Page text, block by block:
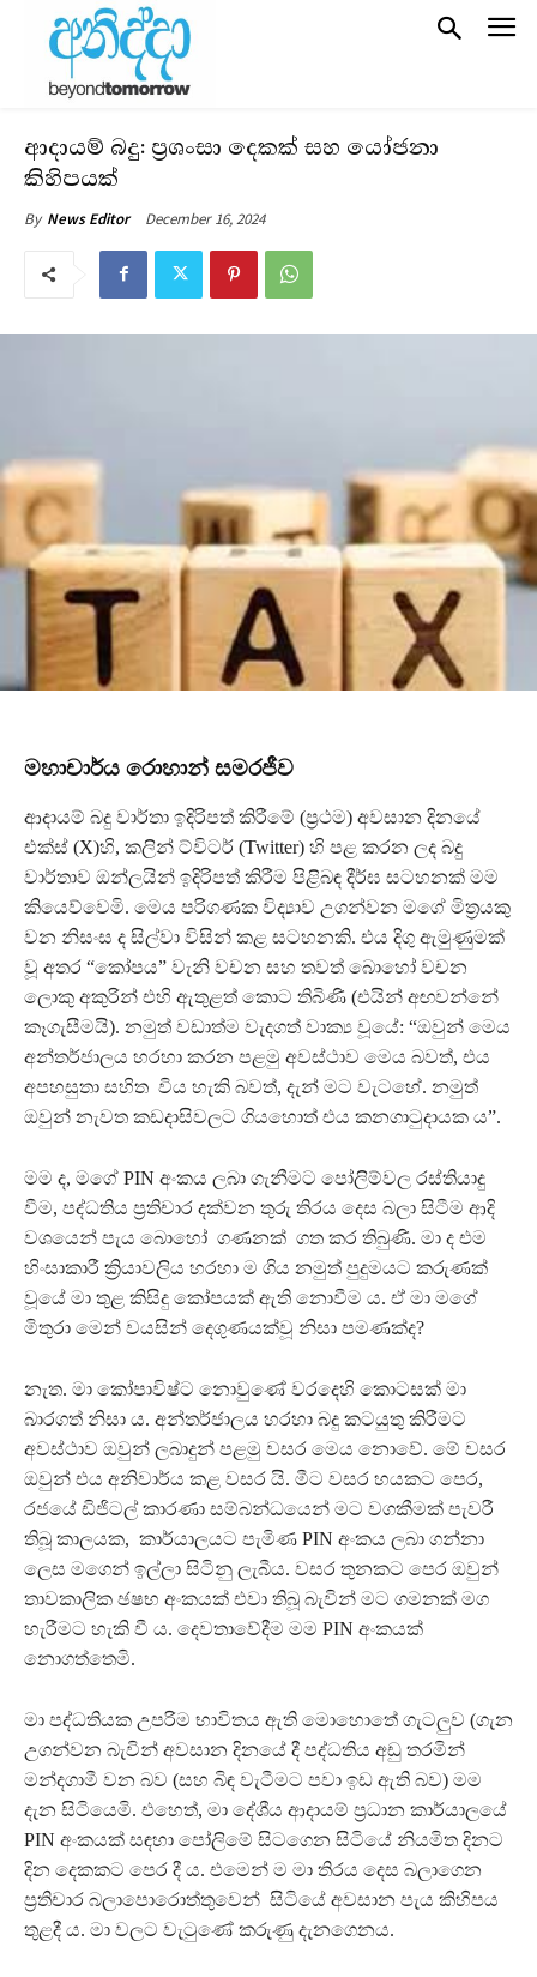
ආදායම් බදු: ප්‍රශංසා දෙකක් සහ යෝජනා
කිහිපයක්
By News Editor December 16, 2024
මහාචාර්ය රොහාන් සමරජීව
ආදායම් බදු වාර්තා ඉදිරිපත් කිරීමේ (ප්‍රථම) අවසාන දිනයේ
එක්ස් (X)හි, කලින් ට්විටර් (Twitter) හි පළ කරන ලද බදු
වාර්තාව ඔන්ලයින් ඉදිරිපත් කිරීම පිළිබඳ දීර්ඝ සටහනක් මම
කියෙව්වෙමි. මෙය පරිගණක විද්‍යාව උගන්වන මගේ මිත්‍රයකු
වන නිසංස ද සිල්වා විසින් කළ සටහනකි. එය දිගු ඇමුණුමක්
වූ අතර “කෝපය” වැනි වචන සහ තවත් බොහෝ වචන
ලොකු අකුරින් එහි ඇතුළත් කොට තිබිණි (එයින් අඟවන්නේ
කෑගැසීමයි). නමුත් වඩාත්ම වැදගත් වාක්‍ය වූයේ: “ඔවුන් මෙය
අන්තර්ජාලය හරහා කරන පළමු අවස්ථාව මෙය බවත්, එය
අපහසුතා සහිත විය හැකි බවත්, දැන් මට වැටහේ. නමුත්
ඔවුන් නැවත කඩදාසිවලට ගියහොත් එය කනගාටුදායක ය”.
මම ද, මගේ PIN අංකය ලබා ගැනීමට පෝලිම්වල රස්තියාදු
වීම, පද්ධතිය ප්‍රතිචාර දක්වන තුරු තිරය දෙස බලා සිටීම ආදි
වශයෙන් පැය බොහෝ ගණනක් ගත කර තිබුණි. මා ද එම
හිංසාකාරී ක්‍රියාවලිය හරහා ම ගිය නමුත් පුදුමයට කරුණක්
වූයේ මා තුළ කිසිදු කෝපයක් ඇති නොවීම ය. ඒ මා මගේ
මිතුරා මෙන් වයසින් දෙගුණයක්වූ නිසා පමණක්ද?
නැත. මා කෝපාවිෂ්ට නොවුණේ වරදෙහි කොටසක් මා
බාරගත් නිසා ය. අන්තර්ජාලය හරහා බදු කටයුතු කිරීමට
අවස්ථාව ඔවුන් ලබාදුන් පළමු වසර මෙය නොවේ. මේ වසර
ඔවුන් එය අනිවාර්ය කළ වසර යි. මීට වසර හයකට පෙර,
රජයේ ඩිජිටල් කාරණා සම්බන්ධයෙන් මට වගකීමක් පැවරී
තිබූ කාලයක, කාර්යාලයට පැමිණ PIN අංකය ලබා ගන්නා
ලෙස මගෙන් ඉල්ලා සිටිනු ලැබීය. වසර තුනකට පෙර ඔවුන්
තාවකාලික ඡෂභ අංකයක් එවා තිබූ බැවින් මට ගමනක් මග
හැරීමට හැකි වී ය. දෙවතාවේදීම මම PIN අංකයක්
නොගත්තෙමි.
මා පද්ධතියක උපරිම භාවිතය ඇති මොහොතේ ගැටලුව (ගැන
උගන්වන බැවින් අවසාන දිනයේ දී පද්ධතිය අඩු තරමින්
මන්දගාමී වන බව (සහ බිඳ වැටීමට පවා ඉඩ ඇති බව) මම
දැන සිටියෙමි. එහෙත්, මා දේශීය ආදායම් ප්‍රධාන කාර්යාලයේ
PIN අංකයක් සඳහා පෝලිමේ සිටගෙන සිටියේ නියමිත දිනට
දින දෙකකට පෙර දී ය. එමෙන් ම මා තිරය දෙස බලාගෙන
ප්‍රතිචාර බලාපොරොත්තුවෙන් සිටියේ අවසාන පැය කිහිපය
තුළදී ය. මා වලට වැටුණේ කරුණු දැනගෙනය.